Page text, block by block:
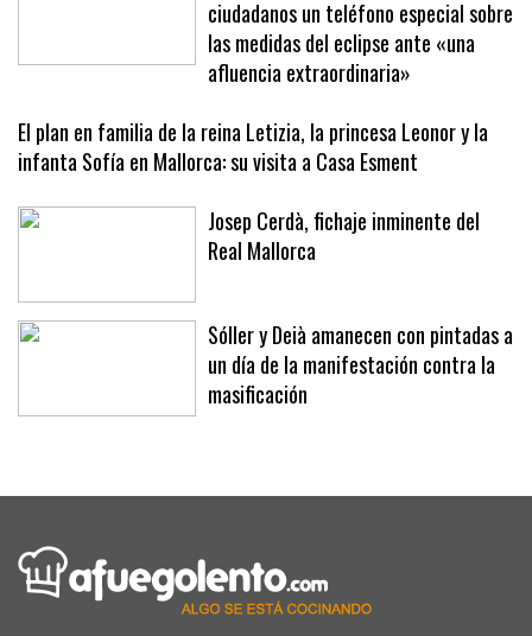
Palma pone a disposición de los
ciudadanos un teléfono especial sobre
las medidas del eclipse ante «una
afluencia extraordinaria»
El plan en familia de la reina Letizia, la princesa Leonor y la
infanta Sofía en Mallorca: su visita a Casa Esment
Josep Cerdà, fichaje inminente del
Sóller y Deià amanecen con pintadas a
un día de la manifestación contra la